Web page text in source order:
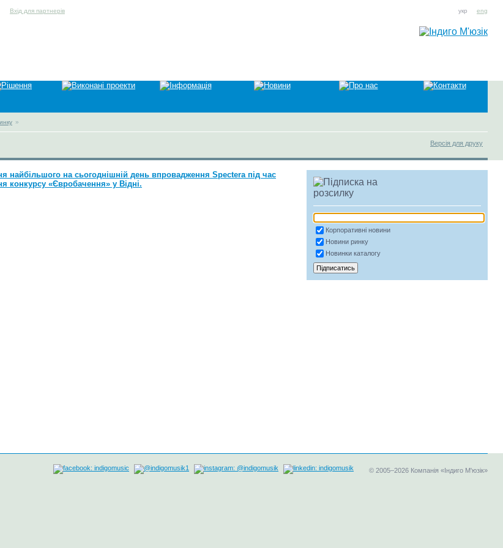
Вхід для партнерів укр eng
»
Версія для друку
найбільшого на сьогоднішній день впровадження Spectera під час
конкурсу «Євробачення» у Відні.
Корпоративні новини
Новини ринку
Новинки каталогу
© 2005–2026 Компанія «Індиго М'юзік»